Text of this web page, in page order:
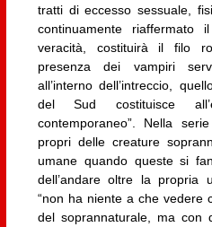
tratti di eccesso sessuale,
continuamente riaffermato
veracità, costituirà il filo
presenza dei vampiri
all’interno dell’intreccio,
del Sud costituisce
contemporaneo”. Nella
propri delle creature
umane quando queste si
dell’andare oltre la propria
“non ha niente a che vedere
del soprannaturale, ma con